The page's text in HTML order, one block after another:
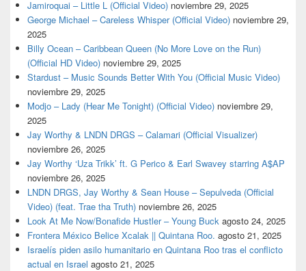
Jamiroquai – Little L (Official Video) noviembre 29, 2025
George Michael – Careless Whisper (Official Video) noviembre 29,
2025
Billy Ocean – Caribbean Queen (No More Love on the Run)
(Official HD Video) noviembre 29, 2025
Stardust – Music Sounds Better With You (Official Music Video)
noviembre 29, 2025
Modjo – Lady (Hear Me Tonight) (Official Video) noviembre 29,
2025
Jay Worthy & LNDN DRGS – Calamari (Official Visualizer)
noviembre 26, 2025
Jay Worthy ‘Uza Trikk’ ft. G Perico & Earl Swavey starring A$AP
noviembre 26, 2025
LNDN DRGS, Jay Worthy & Sean House – Sepulveda (Official
Video) (feat. Trae tha Truth) noviembre 26, 2025
Look At Me Now/Bonafide Hustler – Young Buck agosto 24, 2025
Frontera México Belice Xcalak || Quintana Roo. agosto 21, 2025
Israelís piden asilo humanitario en Quintana Roo tras el conflicto
actual en Israel agosto 21, 2025